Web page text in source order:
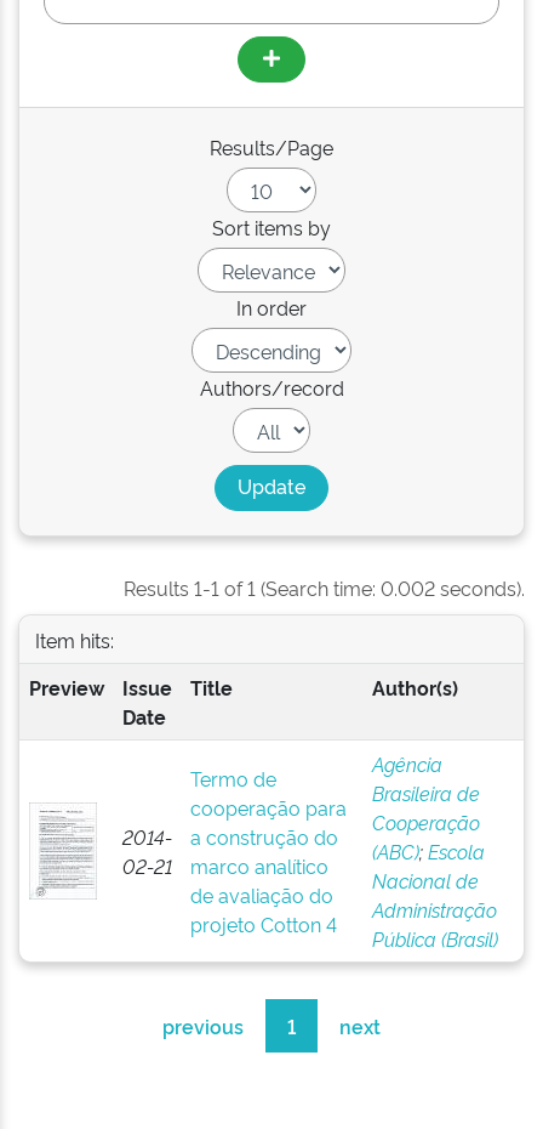
Results/Page
Sort items by
In order
Authors/record
Results 1-1 of 1 (Search time: 0.002 seconds).
Item hits:
Preview
Issue
Date
Title Author(s)
2014-
02-21
Termo de
cooperação para
a construção do
marco analítico
de avaliação do
projeto Cotton 4
Agência
Brasileira de
Cooperação
(ABC);Escola
Nacional de
Administração
Pública (Brasil)
previous 1 next